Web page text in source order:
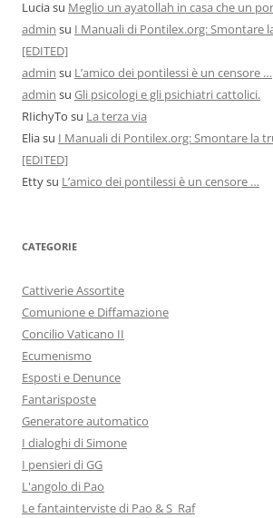
Luciasu Meglio un ayatollah in casa che un
admin su I Manuali di Pontilex.org: Smontare
[EDITED]
admin su L’amico dei pontilessi è un censore …
admin su Gli psicologi e gli psichiatri cattolici.
RIichyTo su La terza via
Eliasu I Manuali di Pontilex.org: Smontare la
[EDITED]
Ettysu L’amico dei pontilessi è un censore …
CATEGORIE
Cattiverie Assortite
Comunione e Diffamazione
Concilio Vaticano II
Ecumenismo
Esposti e Denunce
Fantarisposte
Generatore automatico
I dialoghi di Simone
I pensieri di GG
L'angolo di Pao
Le fantainterviste di Pao & S_Raf